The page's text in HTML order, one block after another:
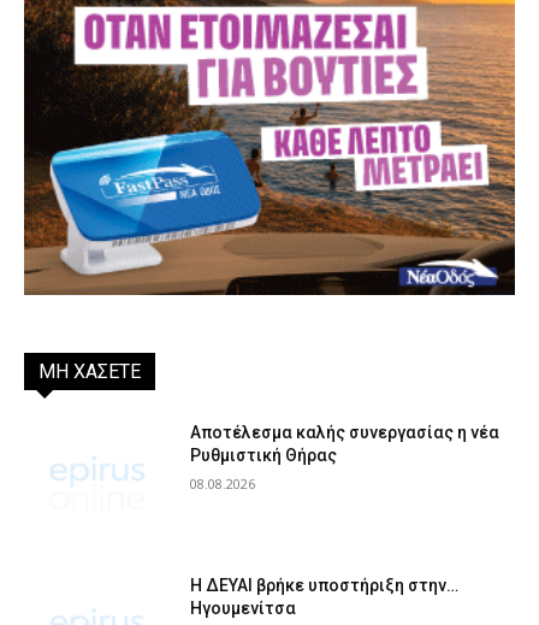
ΜΗ ΧΑΣΕΤΕ
Αποτέλεσμα καλής συνεργασίας η νέα
Ρυθμιστική Θήρας
08.08.2026
Η ΔΕΥΑΙ βρήκε υποστήριξη στην…
Ηγουμενίτσα